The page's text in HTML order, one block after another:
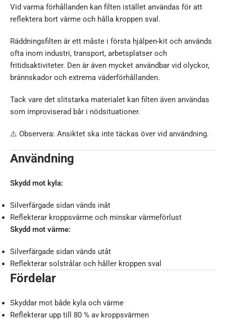
Vid varma förhållanden kan filten istället användas för att
reflektera bort värme och hålla kroppen sval.
Räddningsfilten är ett måste i första hjälpen-kit och används
ofta inom industri, transport, arbetsplatser och
fritidsaktiviteter. Den är även mycket användbar vid olyckor,
brännskador och extrema väderförhållanden.
Tack vare det slitstarka materialet kan filten även användas
som improviserad bår i nödsituationer.
⚠️ Observera: Ansiktet ska inte täckas över vid användning.
Användning
Skydd mot kyla:
Silverfärgade sidan vänds inåt
Reflekterar kroppsvärme och minskar värmeförlust
Skydd mot värme:
Silverfärgade sidan vänds utåt
Reflekterar solstrålar och håller kroppen sval
Fördelar
Skyddar mot både kyla och värme
Reflekterar upp till 80 % av kroppsvärmen